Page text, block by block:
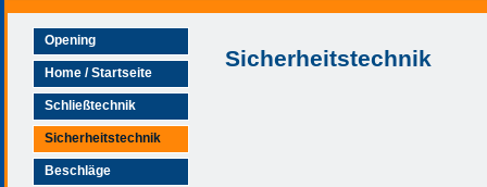
Opening
Home / Startseite
Schließtechnik
Sicherheitstechnik
Beschläge
Sicherheitstechnik